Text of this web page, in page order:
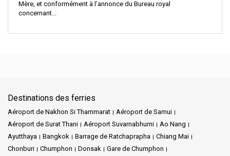
Mère, et conformément à l’annonce du Bureau royal
concernant...
Destinations des ferries
Aéroport de Nakhon Si Thammarat
Aéroport de Samui
Aéroport de Surat Thani
Aéroport Suvarnabhumi
Ao Nang
Ayutthaya
Bangkok Barrage de Ratchaprapha
Chiang Mai
Chonburi
Chumphon Donsak
Gare de Chumphon